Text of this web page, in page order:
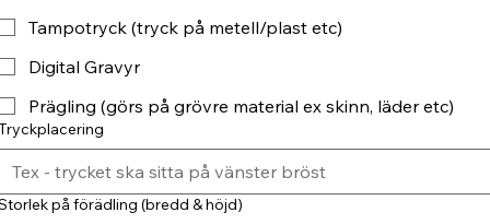
Tampotryck (tryck på metell/plast etc)
Digital Gravyr
Prägling (görs på grövre material ex skinn, läder etc)
på förädling (bredd & höjd)